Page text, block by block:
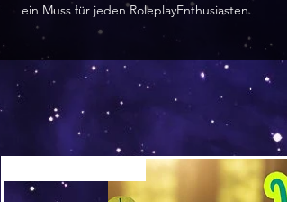
ein Muss für jeden RoleplayEnthusiasten.